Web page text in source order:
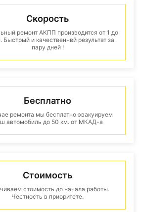
Скорость
ремонт АКПП производится от 1 до
Быстрый и качественнвй результат за
пару дней !
Бесплатно
ремонта мы бесплатно эвакуируем
автомобиль до 50 км. от МКАД-а
Стоимость
стоимость до начала работы.
Честность в приоритете.